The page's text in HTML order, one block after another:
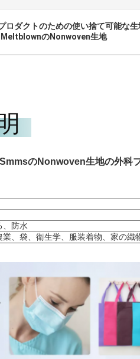
ロダクトのための使い捨て可能な
MeltblownのNonwoven生地
のNonwoven生地の外科
、防水
、袋、衛生学、服装着物、家の織